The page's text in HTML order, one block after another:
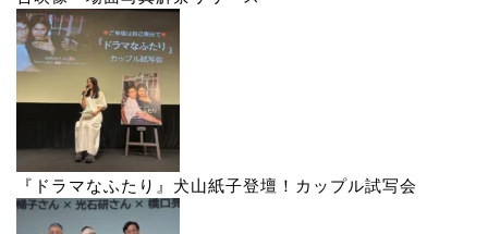
『ドラマなふたり』犬山紙子登壇！カップル試写会